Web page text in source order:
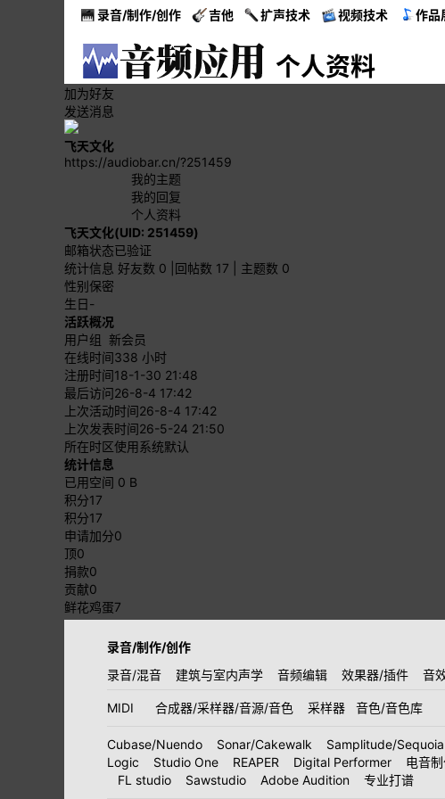
录音/制作/创作 吉他 扩声技术 视频技术 作品
个人资料
加为好友
发送消息
飞天文化
https://audiobar.cn/?251459
我的主题
我的回复
个人资料
飞天文化(UID: 251459)
邮箱状态已验证
统计信息 好友数 0 回帖数 17
主题数 0
性别保密
生日-
活跃概况
用户组 新会员
在线时间338 小时
注册时间18-1-30 21:48
最后访问26-8-4 17:42
上次活动时间26-8-4 17:42
上次发表时间26-5-24 21:50
所在时区使用系统默认
统计信息
已用空间 0 B
积分17
积分17
申请加分0
顶0
捐款0
贡献0
鲜花鸡蛋7
录音/制作/创作
录音/混音
建筑与室内声学 音频编辑 效果器/插件 音
MIDI 合成器/采样器/音源/音色 采样器 音色/音色库
Cubase/Nuendo Sonar/Cakewalk Samplitude/Sequoia
Logic
Studio One REAPER Digital Performer 电音
FL studio
Sawstudio Adobe Audition 专业打谱